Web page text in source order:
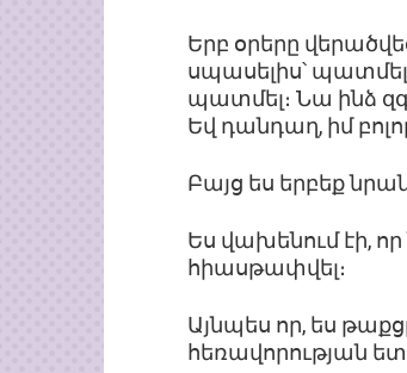
Երբ օրերը
սպասելիս՝
պատմել։ Նա ինձ
Եվ դանդաղ, իմ
Բայց ես երբեք
Ես վախենում էի, որ
հիասթափվել։
Այնպես որ, ես
հեռավորության